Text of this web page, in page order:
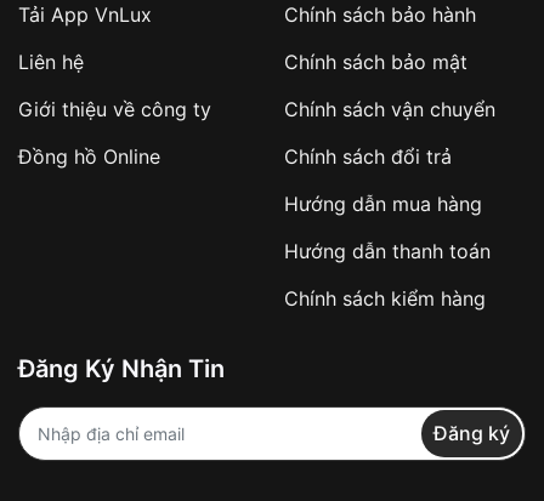
sản phẩm đặc biệt
hàng
Số tiền còn lại thanh toán khi nhận hàng hoặc
✔️ Đảm bảo xử lý đơn hàng nhanh chóng
✔️ Hạn chế tình trạng hủy đơn không mong
Từ khóa SEO:
Tải App VnLux
Liên hệ
Giới thiệu về công ty
Đồng hồ Online
Chính sách bảo hành
Chính sách bảo mật
Chính sách vận chuyển
Chính sách đổi trả
Hướng dẫn mua hàng
Hướng dẫn thanh toán
Chính sách kiểm hàng
Đăng Ký Nhận Tin
Đăng ký